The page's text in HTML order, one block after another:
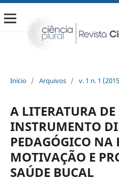
Início / Arquivos / v. 1 n. 1
A LITERATURA
INSTRUMENTO
PEDAGÓGICO NA
MOTIVAÇÃO E
SAÚDE BUCAL